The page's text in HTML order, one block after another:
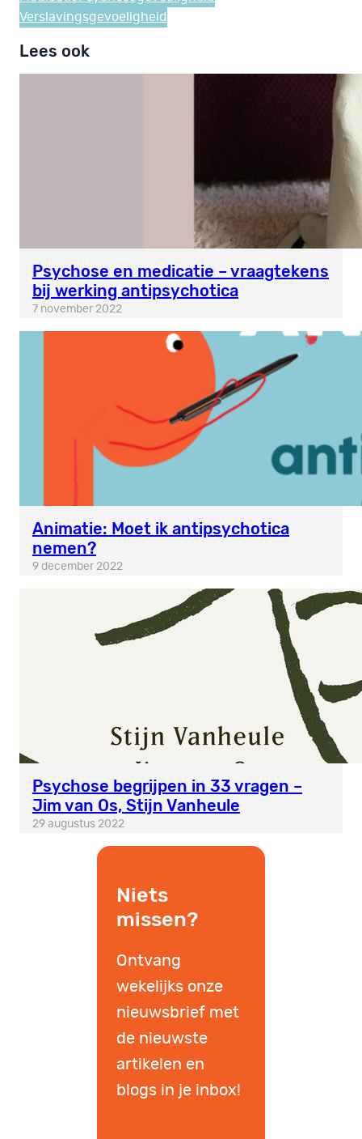
Verslavingsgevoeligheid
Lees ook
Psychose en medicatie – vraagtekens
bij werking antipsychotica
7 november 2022
Animatie: Moet ik antipsychotica
nemen?
9 december 2022
Psychose begrijpen in 33 vragen –
Jim van Os, Stijn Vanheule
29 augustus 2022
Niets
missen?
Ontvang
wekelijks onze
nieuwsbrief met
de nieuwste
artikelen en
blogs in je inbox!